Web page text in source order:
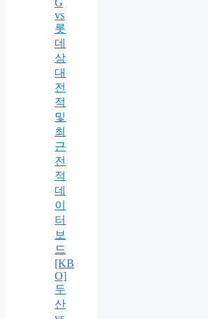
G
vs
롯
데
상
대
전
적
및
최
근
전
적
데
이
터
보
드
[KB
O]
두
산